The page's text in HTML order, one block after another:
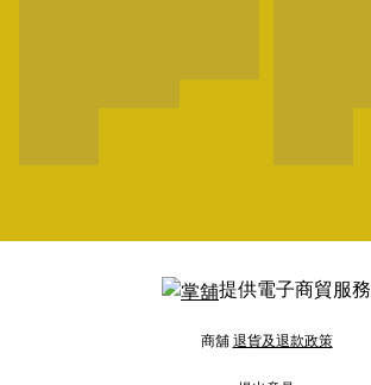
提供電子商貿服務
商舖退貨及退款政策